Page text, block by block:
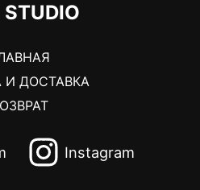
STUDIO
И ДОСТАВКА
Instagram